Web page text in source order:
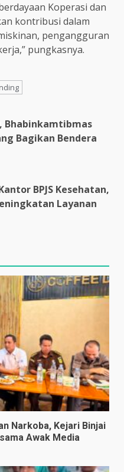
Koperasi dan
kontribusi dalam
pengangguran
pungkasnya.
Bhabinkamtibmas
Bagikan Bendera
BPJS Kesehatan,
Layanan
Narkoba, Kejari Binjai
Awak Media